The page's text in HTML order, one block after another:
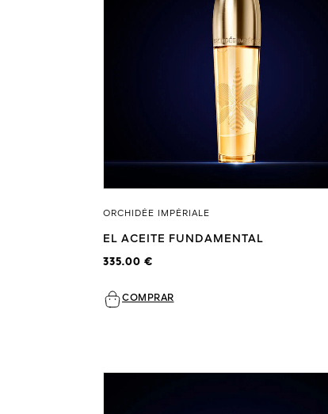
ORCHIDÉE IMPÉRIALE
EL ACEITE FUNDAMENTAL
335.00 €
COMPRAR